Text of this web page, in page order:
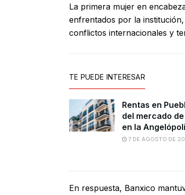
La primera mujer en
enfrentados por la
conflictos internacionales y
TE PUEDE INTERESAR
Rentas en
del mercado
en la
7 DE AGOSTO DE
En respuesta, Banxico